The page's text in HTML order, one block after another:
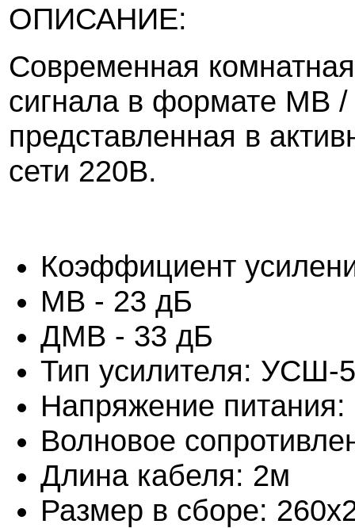
ОПИСАНИЕ:
Современная
сигнала в формате МВ
представленная в
сети 220В.
Коэффициент
МВ - 23 дБ
ДМВ - 33 дБ
Тип усилителя: УСШ-
Напряжение
Волновое
Длина кабеля: 2м
Размер в сборе: